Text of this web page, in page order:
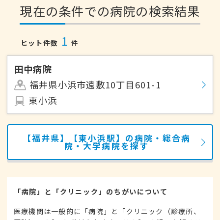
現在の条件での病院の検索結果
ヒット件数 1 件
田中病院
福井県小浜市遠敷10丁目601-1
東小浜
【福井県】【東小浜駅】の病院・総合病
院・大学病院を探す
「病院」と「クリニック」のちがいについて
医療機関は一般的に「病院」と「クリニック（診療所、